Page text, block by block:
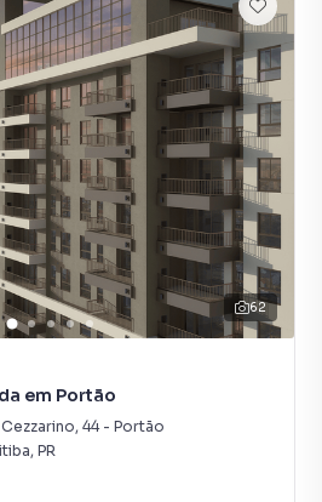
62
em Portão
, 44- Portão
, PR